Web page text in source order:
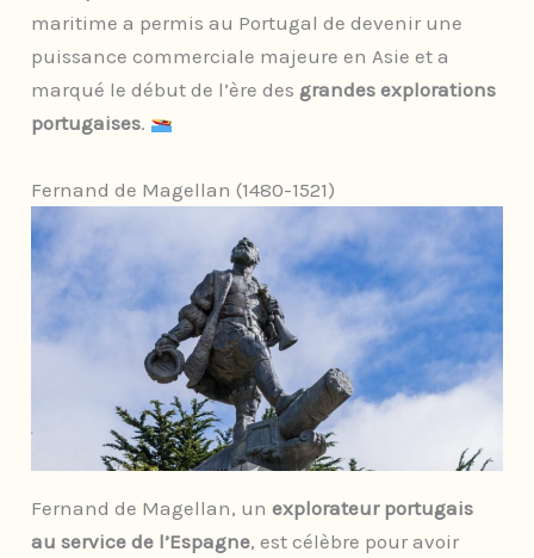
maritime a permis au Portugal de devenir une
puissance commerciale majeure en Asie et a
marqué le début de l’ère des grandes explorations
portugaises.
Fernand de Magellan (1480-1521)
Fernand de Magellan, unexplorateur portugais
au service de l’Espagne, est célèbre pour avoir